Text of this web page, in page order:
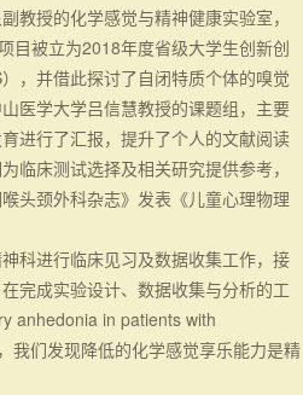
教授的化学感觉与精神健康实验室，
目被立为2018年度省级大学生创新创
，并借此探讨了自闭特质个体的嗅觉
医学大学吕信慧教授的课题组，主要
进行了汇报，提升了个人的文献阅读
临床测试选择及相关研究提供参考，
头颈外科杂志》发表《儿童心理物理
科进行临床见习及数据收集工作，接
完成实验设计、数据收集与分析的工
anhedonia in patients with
们发现降低的化学感觉享乐能力是精